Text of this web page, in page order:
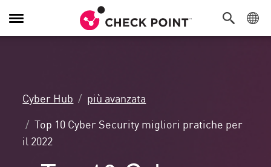
Attiva/Disattiva
navigazione
Cyber Hub
più avanzata
Top 10 Cyber Security migliori pratiche per
il 2022